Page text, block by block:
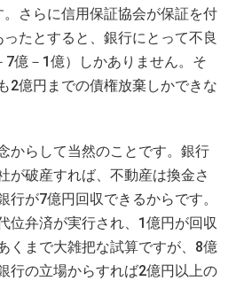
さらに信用保証協会が保証を付
たとすると、銀行にとって不良
億－1億）しかありません。そ
2億円までの債権放棄しかできな
からして当然のことです。銀行
が破産すれば、不動産は換金さ
行が7億円回収できるからです。
位弁済が実行され、1億円が回収
くまで大雑把な試算ですが、8億
行の立場からすれば2億円以上の